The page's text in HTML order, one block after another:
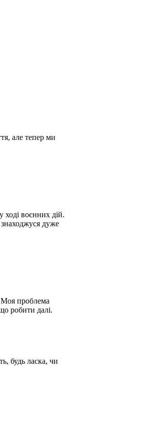
але тепер ми
воєнних дій.
дуже
Моя проблема
робити далі.
будь ласка, чи